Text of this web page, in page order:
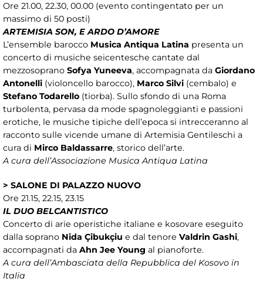
Ore 21.00, 22.30, 00.00 (evento contingentato per un
massimo di 50 posti)
ARTEMISIA SON, E ARDO D’AMORE
L’ensemble barocco Musica Antiqua Latina presenta un
concerto di musiche seicentesche cantate dal
mezzosoprano Sofya Yuneeva, accompagnata da Giordano
Antonelli (violoncello barocco), Marco Silvi (cembalo) e
Stefano Todarello (tiorba). Sullo sfondo di una Roma
turbolenta, pervasa da mode spagnoleggianti e passioni
erotiche, le musiche tipiche dell’epoca si intrecceranno al
racconto sulle vicende umane di Artemisia Gentileschi a
cura di Mirco Baldassarre, storico dell’arte.
A cura dell’Associazione Musica Antiqua Latina
> SALONE DI PALAZZO NUOVO
Ore 21.15, 22.15, 23.15
IL DUO BELCANTISTICO
Concerto di arie operistiche italiane e kosovare eseguito
dalla soprano Nida Çibukçiu e dal tenore Valdrin Gashi,
accompagnati da Ahn Jee Young al pianoforte.
A cura dell’Ambasciata della Repubblica del Kosovo in
Italia